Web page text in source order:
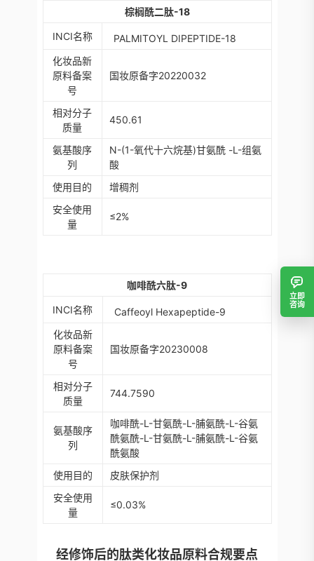
棕榈酰二肽-18
INCI名称
PALMITOYL DIPEPTIDE-18
化妆品新
原料备案
号
国妆原备字20220032
相对分子
质量
450.61
氨基酸序
列
N-(1-氧代十六烷基)甘氨酰 -L-组氨
酸
使用目的
增稠剂
安全使用
量
≤2%
咖啡酰六肽-9
INCI名称
Caffeoyl Hexapeptide-9
化妆品新
原料备案
号
国妆原备字20230008
相对分子
质量
744.7590
氨基酸序
列
咖啡酰-L-甘氨酰-L-脯氨酰-L-谷氨
酰氨酰-L-甘氨酰-L-脯氨酰-L-谷氨
酰氨酸
使用目的
皮肤保护剂
安全使用
量
≤0.03%
经修饰后的肽类化妆品原料合规要点
立即
咨询